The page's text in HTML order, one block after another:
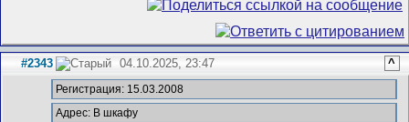
#2343 04.10.2025, 23:47 ^
Регистрация: 15.03.2008
Адрес: В шкафу